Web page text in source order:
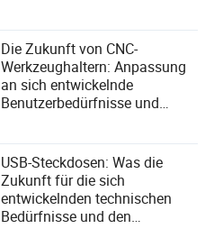
Die Zukunft von CNC-
Werkzeughaltern: Anpassung
an sich entwickelnde
Benutzerbedürfnisse und
Fortschritte
USB-Steckdosen: Was die
Zukunft für die sich
entwickelnden technischen
Bedürfnisse und den